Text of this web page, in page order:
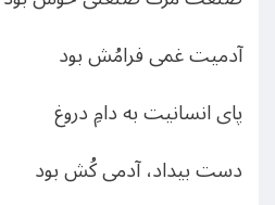
آدمیت غمی فرامُش بود
پای انسانیت به دامِ دروغ
دست بیداد، آدمی کُش بود